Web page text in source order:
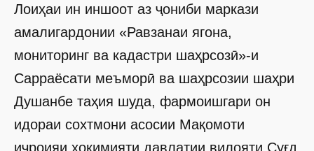
Лоиҳаи ин иншоот аз ҷониби маркази
амалигардонии «Равзанаи ягона,
мониторинг ва кадастри шаҳрсозӣ»-и
Сарраёсати меъморӣ ва шаҳрсозии шаҳри
Душанбе таҳия шуда, фармоишгари он
идораи сохтмони асосии Мақомоти
иҷроияи ҳокимияти давлатии вилояти Суғд